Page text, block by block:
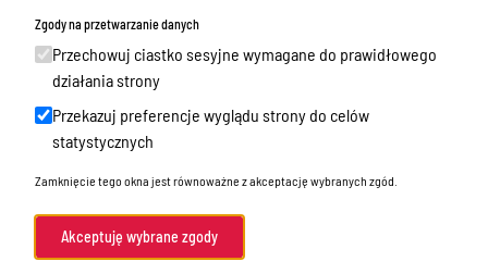
Sprawy załatwiane w urzędzie
Sprawy załatwiane internetowo
Oświadczenia majątkowe
e-Puap/ e-Doręczenia
Petycje
Praca
Akty prawne
Zgody na przetwarzanie danych
Przechowuj ciastko sesyjne wymagane do prawidłowego
działania strony
Przekazuj preferencje wyglądu strony do celów
statystycznych
Zamknięcie tego okna jest równoważne z akceptację wybranych zgód.
Akceptuję wybrane zgody